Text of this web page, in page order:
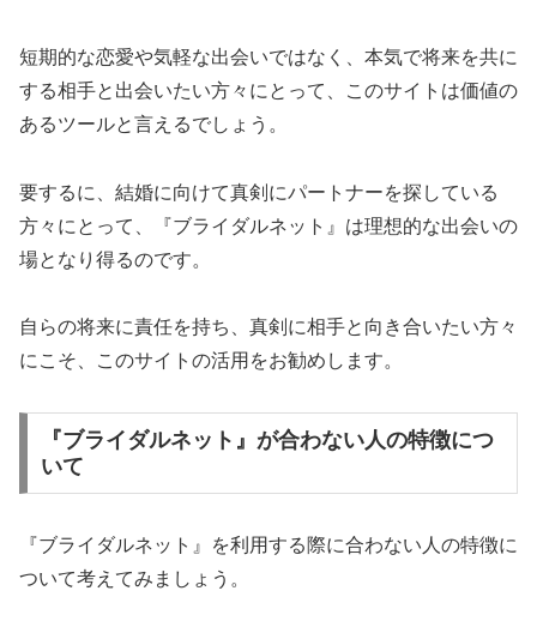
短期的な恋愛や気軽な出会いではなく、本気で将来を共に
する相手と出会いたい方々にとって、このサイトは価値の
あるツールと言えるでしょう。
要するに、結婚に向けて真剣にパートナーを探している
方々にとって、『ブライダルネット』は理想的な出会いの
場となり得るのです。
自らの将来に責任を持ち、真剣に相手と向き合いたい方々
にこそ、このサイトの活用をお勧めします。
『ブライダルネット』が合わない人の特徴につ
いて
『ブライダルネット』を利用する際に合わない人の特徴に
ついて考えてみましょう。